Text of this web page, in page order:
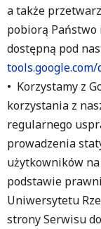
a także
pobiorą
dostępną pod
• Korzystamy z
korzystania z
regularnego
prowadzenia
użytkowników
podstawie
Uniwersytetu
strony Serwisu